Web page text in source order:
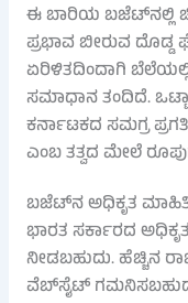
ಈ ಬಾರಿಯ ಬಜೆಟ್‌ನಲ್ಲಿ
ಪ್ರಭಾವ ಬೀರುವ
ಏರಿಳಿತದಿಂದಾಗಿ
ಸಮಾಧಾನ ತಂದಿದೆ.
ಕರ್ನಾಟಕದ ಸಮಗ್ರ
ಎಂಬ ತತ್ವದ ಮೇಲೆ
ಬಜೆಟ್‌ನ ಅಧಿಕೃತ ಮಾಹಿತಿ
ಭಾರತ ಸರ್ಕಾರದ
ನೀಡಬಹುದು. ಹೆಚ್ಚಿನ
ವೆಬ್‌ಸೈಟ್